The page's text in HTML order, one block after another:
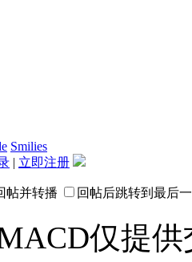
Smilies
| 立即注册
帖并转播 回帖后跳转到最后
仅提